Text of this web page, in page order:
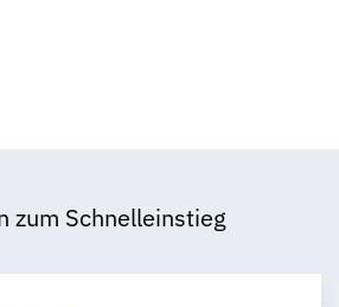
zum Schnelleinstieg